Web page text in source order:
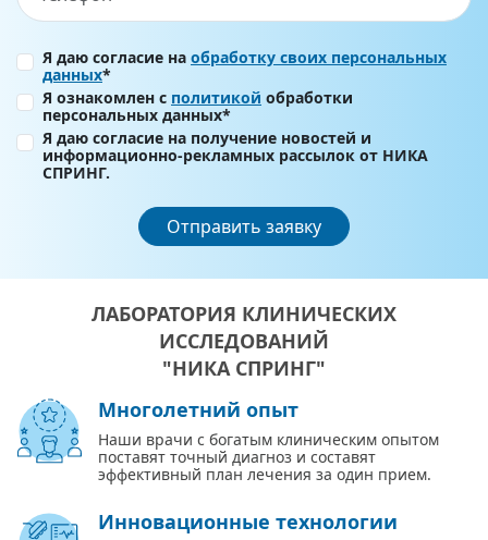
Я даю согласие на обработку своих персональных
данных*
Я ознакомлен с политикой обработки
персональных данных*
Я даю согласие на получение новостей и
информационно-рекламных рассылок от НИКА
СПРИНГ.
Отправить заявку
ЛАБОРАТОРИЯ КЛИНИЧЕСКИХ
ИССЛЕДОВАНИЙ
"НИКА СПРИНГ"
Многолетний опыт
Наши врачи с богатым клиническим опытом
поставят точный диагноз и составят
эффективный план лечения за один прием.
Инновационные технологии